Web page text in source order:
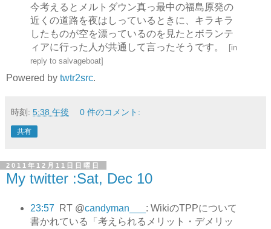
今考えるとメルトダウン真っ最中の福島原発の
近くの道路を夜はしっているときに、キラキラ
したものが空を漂っているのを見たとボランテ
ィアに行った人が共通して言ったそうです。
[in
reply to salvageboat]
Powered by twtr2src.
時刻: 5:38 午後 0 件のコメント:
共有
2011年12月11日日曜日
My twitter :Sat, Dec 10
23:57 RT @candyman___ : WikiのTPPについて
書かれている「考えられるメリット・デメリッ